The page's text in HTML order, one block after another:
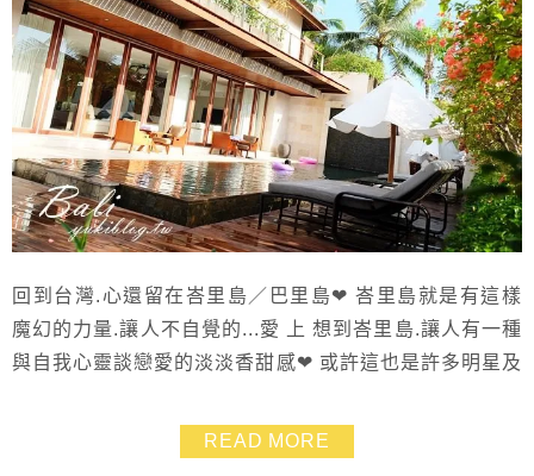
回到台灣.心還留在峇里島／巴里島❤ 峇里島就是有這樣
魔幻的力量.讓人不自覺的...愛 上 想到峇里島.讓人有一種
與自我心靈談戀愛的淡淡香甜感❤ 或許這也是許多明星及
Edge Bali Villa邊緣別墅】就是一個很適合辦派對婚禮的
場地 360度壯闊無敵海景×浪漫崖邊泳池 讓人難以忘懷
READ MORE